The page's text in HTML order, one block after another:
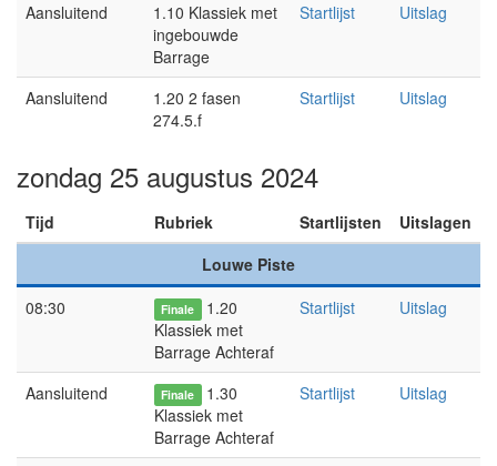
Aansluitend
1.10 Klassiek met
ingebouwde
Barrage
Startlijst Uitslag
Aansluitend
1.20 2 fasen
274.5.f
Startlijst Uitslag
zondag 25 augustus 2024
Tijd Rubriek Startlijsten
Uitslagen
Louwe Piste
08:30
Finale 1.20
Klassiek met
Barrage Achteraf
Startlijst Uitslag
Aansluitend Finale 1.30
Klassiek met
Barrage Achteraf
Startlijst Uitslag